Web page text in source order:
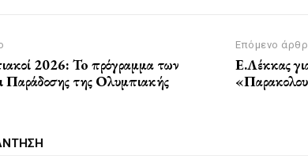
2026: To πρόγραμμα των
Παράδοσης της Ολυμπιακής
Επόμενο
Ε.Λέκκας